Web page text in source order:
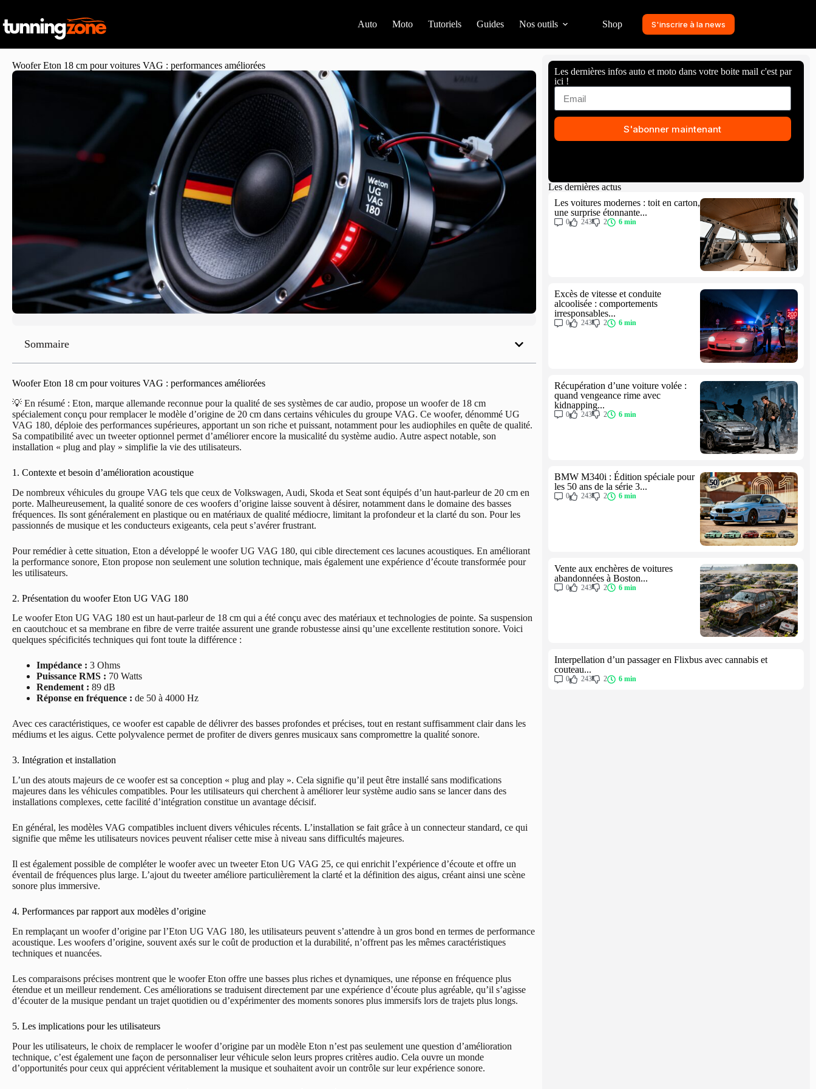
Auto Moto Tutoriels Guides Nos outils Shop S'inscrire à la news
Woofer Eton 18 cm pour voitures VAG : performances améliorées
Sommaire
Woofer Eton 18 cm pour voitures VAG : performances améliorées
💡 En résumé : Eton, marque allemande reconnue pour la qualité de ses systèmes de car audio, propose un woofer de 18 cm
spécialement conçu pour remplacer le modèle d’origine de 20 cm dans certains véhicules du groupe VAG. Ce woofer, dénommé UG
VAG 180, déploie des performances supérieures, apportant un son riche et puissant, notamment pour les audiophiles en quête de qualité.
Sa compatibilité avec un tweeter optionnel permet d’améliorer encore la musicalité du système audio. Autre aspect notable, son
installation « plug and play » simplifie la vie des utilisateurs.
1. Contexte et besoin d’amélioration acoustique
De nombreux véhicules du groupe VAG tels que ceux de Volkswagen, Audi, Skoda et Seat sont équipés d’un haut-parleur de 20 cm en
porte. Malheureusement, la qualité sonore de ces woofers d’origine laisse souvent à désirer, notamment dans le domaine des basses
fréquences. Ils sont généralement en plastique ou en matériaux de qualité médiocre, limitant la profondeur et la clarté du son. Pour les
passionnés de musique et les conducteurs exigeants, cela peut s’avérer frustrant.
Pour remédier à cette situation, Eton a développé le woofer UG VAG 180, qui cible directement ces lacunes acoustiques. En améliorant
la performance sonore, Eton propose non seulement une solution technique, mais également une expérience d’écoute transformée pour
les utilisateurs.
2. Présentation du woofer Eton UG VAG 180
Le woofer Eton UG VAG 180 est un haut-parleur de 18 cm qui a été conçu avec des matériaux et technologies de pointe. Sa suspension
en caoutchouc et sa membrane en fibre de verre traitée assurent une grande robustesse ainsi qu’une excellente restitution sonore. Voici
quelques spécificités techniques qui font toute la différence :
Impédance : 3 Ohms
Puissance RMS : 70 Watts
Rendement : 89 dB
Réponse en fréquence : de 50 à 4000 Hz
Avec ces caractéristiques, ce woofer est capable de délivrer des basses profondes et précises, tout en restant suffisamment clair dans les
médiums et les aigus. Cette polyvalence permet de profiter de divers genres musicaux sans compromettre la qualité sonore.
3. Intégration et installation
L’un des atouts majeurs de ce woofer est sa conception « plug and play ». Cela signifie qu’il peut être installé sans modifications
majeures dans les véhicules compatibles. Pour les utilisateurs qui cherchent à améliorer leur système audio sans se lancer dans des
installations complexes, cette facilité d’intégration constitue un avantage décisif.
En général, les modèles VAG compatibles incluent divers véhicules récents. L’installation se fait grâce à un connecteur standard, ce qui
signifie que même les utilisateurs novices peuvent réaliser cette mise à niveau sans difficultés majeures.
Il est également possible de compléter le woofer avec un tweeter Eton UG VAG 25, ce qui enrichit l’expérience d’écoute et offre un
éventail de fréquences plus large. L’ajout du tweeter améliore particulièrement la clarté et la définition des aigus, créant ainsi une scène
sonore plus immersive.
4. Performances par rapport aux modèles d’origine
En remplaçant un woofer d’origine par l’Eton UG VAG 180, les utilisateurs peuvent s’attendre à un gros bond en termes de performance
acoustique. Les woofers d’origine, souvent axés sur le coût de production et la durabilité, n’offrent pas les mêmes caractéristiques
techniques et nuancées.
Les comparaisons précises montrent que le woofer Eton offre une basses plus riches et dynamiques, une réponse en fréquence plus
étendue et un meilleur rendement. Ces améliorations se traduisent directement par une expérience d’écoute plus agréable, qu’il s’agisse
d’écouter de la musique pendant un trajet quotidien ou d’expérimenter des moments sonores plus immersifs lors de trajets plus longs.
5. Les implications pour les utilisateurs
Pour les utilisateurs, le choix de remplacer le woofer d’origine par un modèle Eton n’est pas seulement une question d’amélioration
technique, c’est également une façon de personnaliser leur véhicule selon leurs propres critères audio. Cela ouvre un monde
d’opportunités pour ceux qui apprécient véritablement la musique et souhaitent avoir un contrôle sur leur expérience sonore.
Les dernières infos auto et moto dans votre boite mail c'est par
ici !
S'abonner maintenant
Les dernières actus
Les voitures modernes : toit en carton,
une surprise étonnante...
0 243 2 6 min
Excès de vitesse et conduite
alcoolisée : comportements
irresponsables...
0 243 2 6 min
Récupération d’une voiture volée :
quand vengeance rime avec
kidnapping...
0 243 2 6 min
BMW M340i : Édition spéciale pour
les 50 ans de la série 3...
0 243 2 6 min
Vente aux enchères de voitures
abandonnées à Boston...
0 243 2 6 min
Interpellation d’un passager en Flixbus avec cannabis et
couteau...
0 243 2 6 min